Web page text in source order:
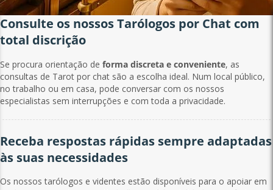
Consulte os nossos Tarólogos por Chat com
total discrição
Se procura orientação de forma discreta e conveniente, as
consultas de Tarot por chat são a escolha ideal. Num local público,
no trabalho ou em casa, pode conversar com os nossos
especialistas sem interrupções e com toda a privacidade.
Receba respostas rápidas sempre adaptadas
às suas necessidades
Os nossos tarólogos e videntes estão disponíveis para o apoiar em